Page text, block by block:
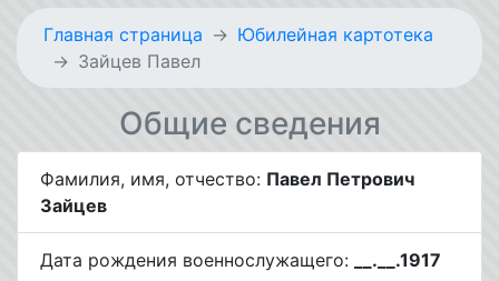
Главная страница
Юбилейная картотека
Зайцев Павел
Общие сведения
Фамилия, имя, отчество: Павел Петрович
Зайцев
Дата рождения военнослужащего: __.__.1917